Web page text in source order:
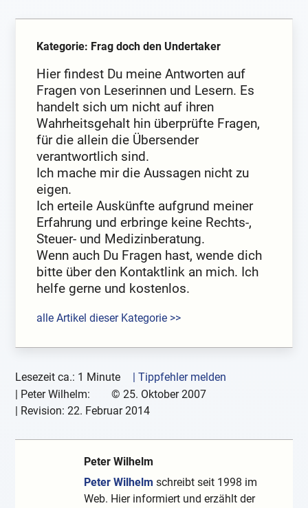
Kategorie: Frag doch den Undertaker
Hier findest Du meine Antworten auf
Fragen von Leserinnen und Lesern. Es
handelt sich um nicht auf ihren
Wahrheitsgehalt hin überprüfte Fragen,
für die allein die Übersender
verantwortlich sind.
Ich mache mir die Aussagen nicht zu
eigen.
Ich erteile Auskünfte aufgrund meiner
Erfahrung und erbringe keine Rechts-,
Steuer- und Medizinberatung.
Wenn auch Du Fragen hast, wende dich
bitte über den Kontaktlink an mich. Ich
helfe gerne und kostenlos.
alle Artikel dieser Kategorie >>
Lesezeit ca.: 1 Minute
| Tippfehler melden
| Peter Wilhelm: © 25. Oktober 2007
| Revision:22. Februar 2014
Peter Wilhelm
Peter Wilhelm schreibt seit 1998 im
Web. Hier informiert und erzählt der